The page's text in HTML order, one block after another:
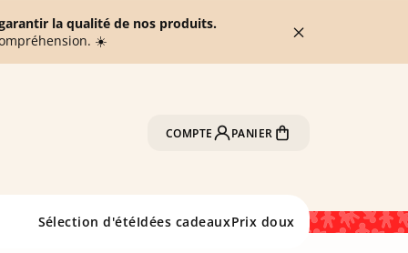
la qualité de nos produits.
☀️
COMPTE PANIER
Sélection d'étéIdées cadeauxPrix doux